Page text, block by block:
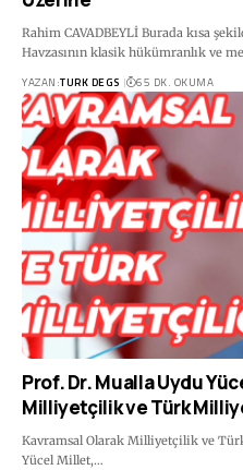
Rahim CAVADBEYLİ Burada kısa
Havzasının klasik hükümranlık ve
YAZAN:TURK DEGS 65 DK. OKUMA
Prof. Dr. Mualla Uydu
Milliyetçilik ve Türk
Kavramsal Olarak Milliyetçilik ve
Yücel Millet,…